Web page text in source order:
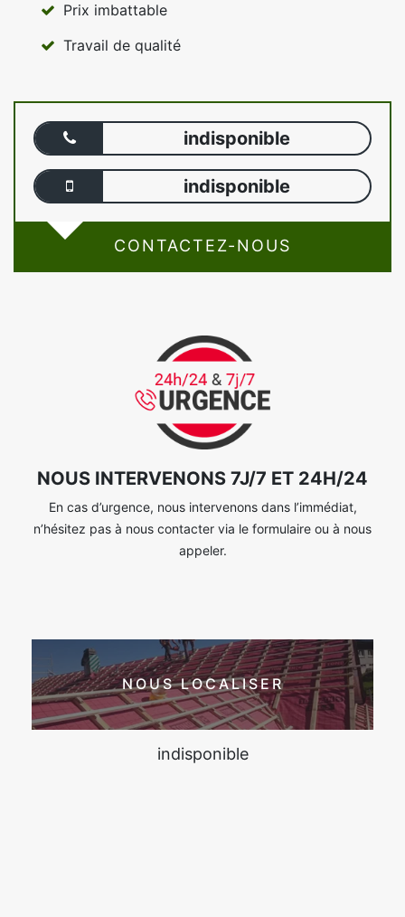
Prix imbattable
Travail de qualité
indisponible
indisponible
CONTACTEZ-NOUS
NOUS INTERVENONS 7J/7 ET 24H/24
En cas d’urgence, nous intervenons dans l’immédiat,
n’hésitez pas à nous contacter via le formulaire ou à nous
appeler.
NOUS LOCALISER
indisponible